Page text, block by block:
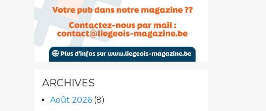
ARCHIVES
Août 2026 (8)